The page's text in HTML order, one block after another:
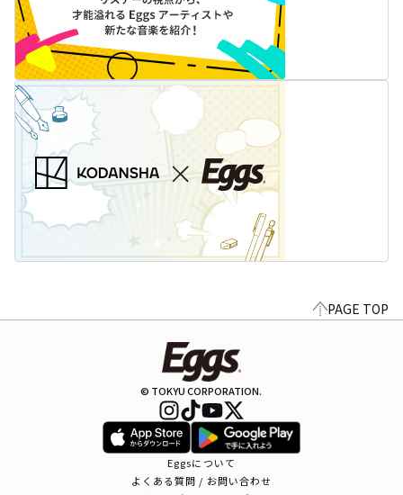
PAGE TOP
© TOKYU CORPORATION.
Eggsについて
よくある質問 / お問い合わせ